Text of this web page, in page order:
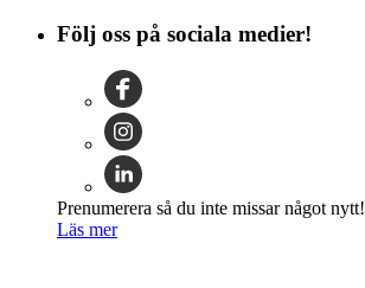
Följ oss på sociala medier!
Prenumerera så du inte missar något nytt!
Läs mer